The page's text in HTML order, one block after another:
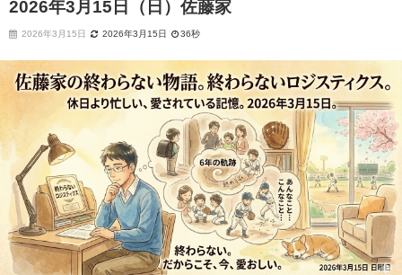
2026年3月15日（日）佐藤家
2026年3月15日 2026年3月15日 36秒